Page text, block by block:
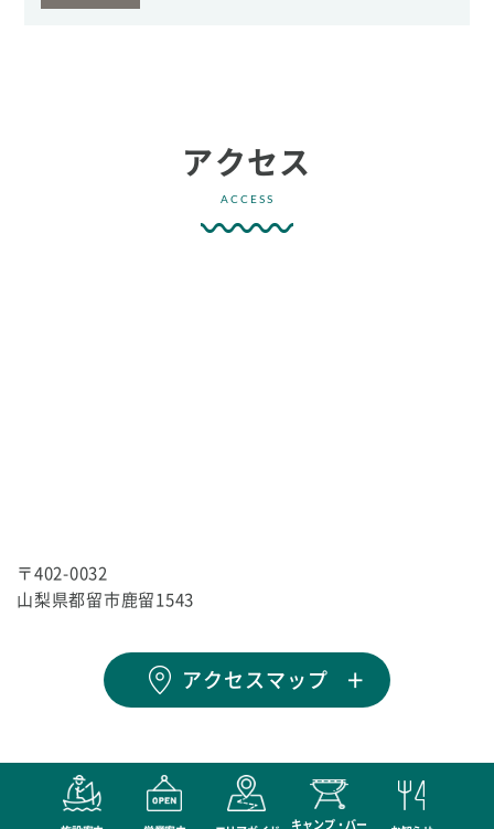
アクセス
ACCESS
〒402-0032
山梨県都留市鹿留1543
アクセスマップ
キャンプ・バー